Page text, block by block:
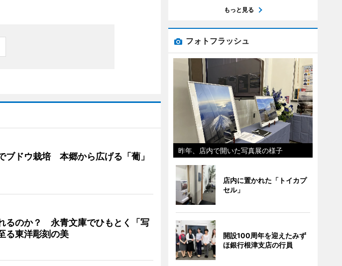
ブドウ栽培 本郷から広げる「葡」
るのか？ 永青文庫でひもとく「写
る東洋彫刻の美
もっと見る
フォトフラッシュ
昨年、店内で開いた写真展の様子
店内に置かれた「トイカプ
セル」
開設100周年を迎えたみず
ほ銀行根津支店の行員